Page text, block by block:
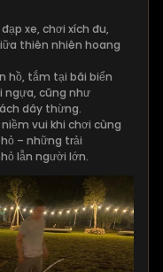
xe, chơi xích đu,
thiên nhiên hoang
hồ, tắm tại bãi biển
ngựa, cũng như
dây thừng.
vui khi chơi cùng
– những trải
lẫn người lớn.